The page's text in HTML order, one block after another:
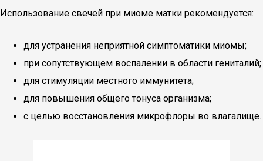
Использование свечей при миоме матки рекомендуется:
для устранения неприятной симптоматики миомы;
при сопутствующем воспалении в области гениталий;
для стимуляции местного иммунитета;
для повышения общего тонуса организма;
с целью восстановления микрофлоры во влагалище.